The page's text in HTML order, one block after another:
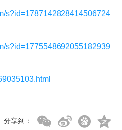
s?id=1787142828414506724
s?id=1775548692055182939
分享到：